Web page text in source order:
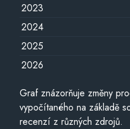
2023
2024
2025
2026
Graf znázorňuje změny
vypočítaného na základě
recenzí z různých zdrojů.